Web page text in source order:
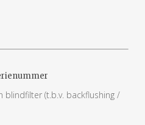
blindfilter (t.b.v. backflushing /